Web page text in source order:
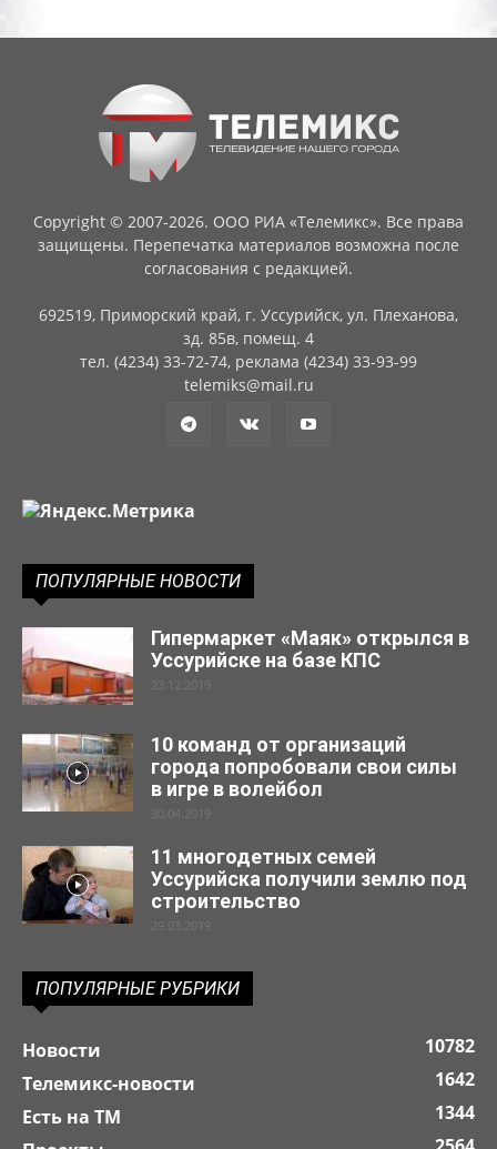
Copyright © 2007-2026. ООО РИА «Телемикс». Все права
защищены. Перепечатка материалов возможна после
согласования с редакцией.
692519, Приморский край, г. Уссурийск, ул. Плеханова,
зд. 85в, помещ. 4
тел. (4234) 33-72-74, реклама (4234) 33-93-99
telemiks@mail.ru
ПОПУЛЯРНЫЕ НОВОСТИ
Гипермаркет «Маяк» открылся в
Уссурийске на базе КПС
23.12.2019
10 команд от организаций
города попробовали свои силы
в игре в волейбол
30.04.2019
11 многодетных семей
Уссурийска получили землю под
строительство
29.03.2019
ПОПУЛЯРНЫЕ РУБРИКИ
Новости
10782
Телемикс-новости
1642
Есть на ТМ
1344